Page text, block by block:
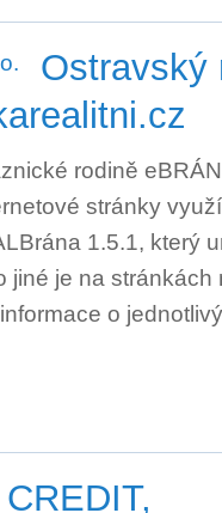
Ostravský
rodině
stránky
1.5.1, který
jiné je na stránkách
o